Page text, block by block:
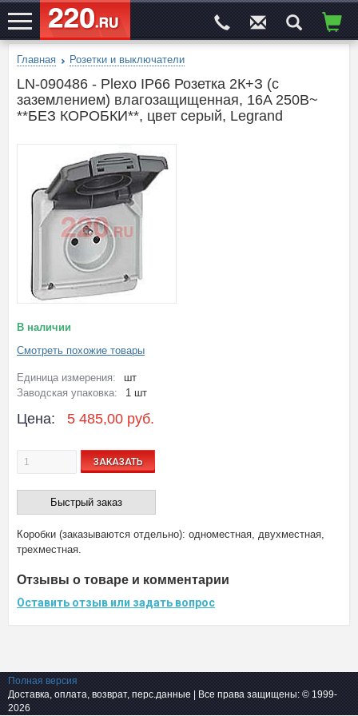
ЭЛЕКТРОСАЙТ№1
Главная Розетки и выключатели
LN-090486 - Plexo IP66 Розетка 2К+З (с
заземлением) влагозащищенная, 16A 250В~
**БЕЗ КОРОБКИ**, цвет серый, Legrand
В наличии
Смотреть похожие товары
Единица измерения:
шт
Заводская упаковка:
1 шт
Цена: 5 485,00 руб.
ЗАКАЗАТЬ
Быстрый заказ
Коробки (заказываются отдельно): одноместная, двухместная,
трехместная.
Отзывы о товаре и комментарии
Оставить отзыв или задать вопрос
Полная версия
Доставка, оплата, возврат, перс.данные | Все права защищены: © 1999-
2026